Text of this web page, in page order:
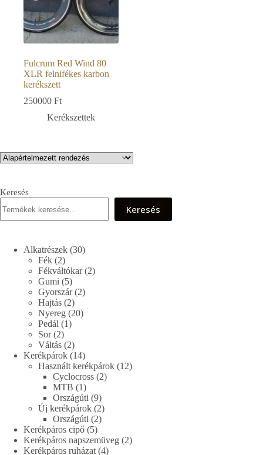
Fulcrum Red Wind 80
XLR felnifékes karbon
kerékszett
250000 Ft
Kerékszettek
Keresés
Keresés
Alkatrészek 3030
Fék 22
termék
Fékváltókar 22
Gumi 55
termék
Gyorszár 22
Hajtás 22
termék
Nyereg 2020
Pedál 11
Sor 22
termék
Váltás 22
termék
Kerékpárok 1414
termék
Használt kerékpárok 1212
Cyclocross 22
MTB 11
termék
Országúti 99
termék
Új kerékpárok 22
termék
Országúti 22
Kerékpáros cipő 55
termék
Kerékpáros napszemüveg 22
Kerékpáros ruházat 44